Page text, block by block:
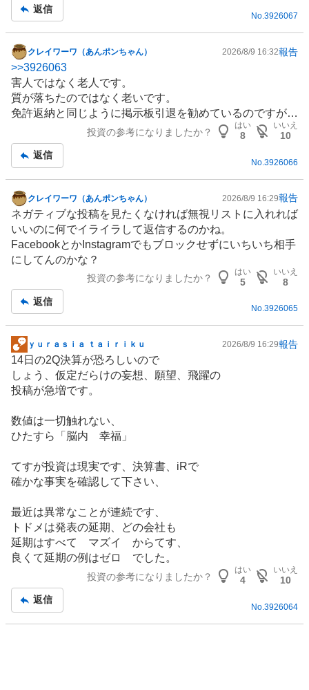
子
見
4
.
4
3
%
売
り
た
0
.
6
3
%
強
売
り
た
い
0
.
6
3
%
返信
No.3926067
掲
示
板
記
事
クレイワーワ（あんポンちゃん） 2026/8/9 16:32報告
>>3926063
害人ではなく老人です。
質が落ちたのではなく老いです。
免許返納と同じように掲示板引退を勧めているのですが…
投資の参考になりましたか？
はい
8
いいえ
10
返信
No. 3926066
掲
示
板
記
事
クレイワーワ（あんポンちゃん） 2026/8/9 16:29報告
ネガティブな投稿を見たくなければ無視リストに入れれば
いいのに何でイライラして返信するのかね。
FacebookとかInstagramでもブロックせずにいちいち相手
にしてんのかな？
投資の参考になりましたか？
はい
5
いいえ
8
返信
No.3926065
掲
示
板
記
ｙｕｒａｓｉａ ｔａｉｒｉｋｕ 2026/8/9 16:29報告
14日の2Q決算が恐ろしいので
しょう、仮定だらけの妄想、願望、飛躍の
投稿が急増です。
数値は一切触れない、
ひたすら「脳内 幸福」
てすが投資は現実です、決算書、iRで
確かな事実を確認して下さい、
最近は異常なことが連続です、
トドメは発表の延期、どの会社も
延期はすべて マズイ からてす、
良くて延期の例はゼロ でした。
投資の参考になりましたか？
はい
4
いいえ
10
返信
No. 3926064